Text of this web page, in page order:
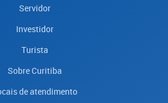
Servidor
Investidor
Turista
Sobre Curitiba
de atendimento